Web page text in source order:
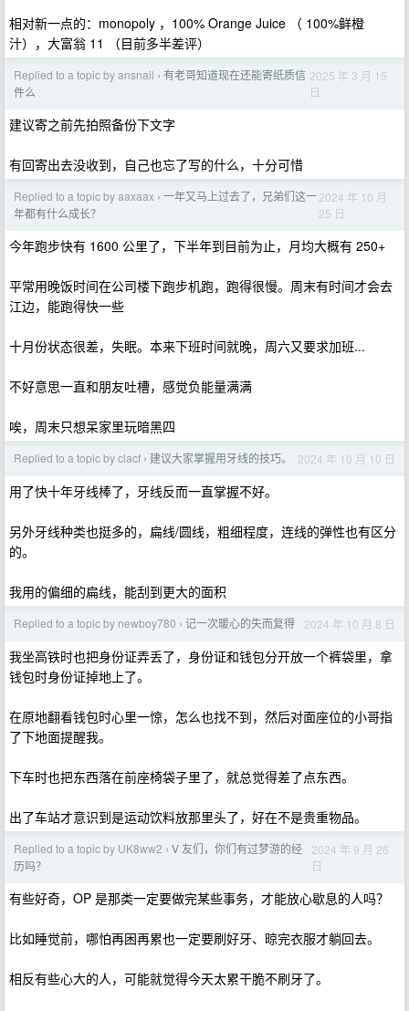
相对新一点的：monopoly ，100% Orange Juice （ 100%鲜橙
汁），大富翁 11 （目前多半差评）
Replied to a topic by ansnail › 有老哥知道现在还能寄纸质信
件么
2025 年 3 月 15
日
建议寄之前先拍照备份下文字
有回寄出去没收到，自己也忘了写的什么，十分可惜
Replied to a topic by aaxaax › 一年又马上过去了，兄弟们这一
年都有什么成长？
2024 年 10 月
25 日
今年跑步快有 1600 公里了，下半年到目前为止，月均大概有 250+
平常用晚饭时间在公司楼下跑步机跑，跑得很慢。周末有时间才会去
江边，能跑得快一些
十月份状态很差，失眠。本来下班时间就晚，周六又要求加班...
不好意思一直和朋友吐槽，感觉负能量满满
唉，周末只想呆家里玩暗黑四
Replied to a topic by clacf › 建议大家掌握用牙线的技巧。 2024 年 10 月 10 日
用了快十年牙线棒了，牙线反而一直掌握不好。
另外牙线种类也挺多的，扁线/圆线，粗细程度，连线的弹性也有区分
的。
我用的偏细的扁线，能刮到更大的面积
Replied to a topic by newboy780 › 记一次暖心的失而复得 2024 年 10 月 8 日
我坐高铁时也把身份证弄丢了，身份证和钱包分开放一个裤袋里，拿
钱包时身份证掉地上了。
在原地翻看钱包时心里一惊，怎么也找不到，然后对面座位的小哥指
了下地面提醒我。
下车时也把东西落在前座椅袋子里了，就总觉得差了点东西。
出了车站才意识到是运动饮料放那里头了，好在不是贵重物品。
Replied to a topic by UK8ww2 › V 友们，你们有过梦游的经
历吗？
2024 年 9 月 26
日
有些好奇，OP 是那类一定要做完某些事务，才能放心歇息的人吗？
比如睡觉前，哪怕再困再累也一定要刷好牙、晾完衣服才躺回去。
相反有些心大的人，可能就觉得今天太累干脆不刷牙了。